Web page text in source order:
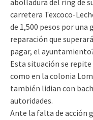
abolladura del ring de
carretera Texcoco-
de 1,500 pesos por una
reparación que
pagar, el
Esta situación se
como en la colonia
también lidian con
autoridades.
Ante la falta de acción